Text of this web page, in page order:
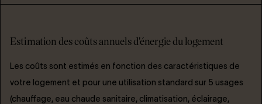
Estimation des coûts annuels d'énergie du logement
Les coûts sont estimés en fonction des caractéristiques de
votre logement et pour une utilisation standard sur 5 usages
(chauffage, eau chaude sanitaire, climatisation, éclairage,